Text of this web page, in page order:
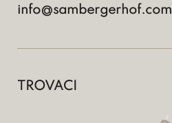
info@sambergerhof.com
TROVACI